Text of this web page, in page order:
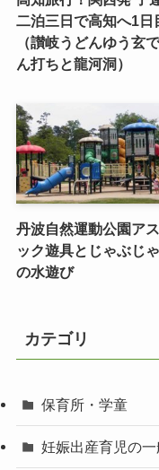
二泊三日で高知へ1日
（讃岐うどんゆう玄
ん打ちと龍河洞）
丹波自然運動公園ア
ック遊具とじゃぶじ
の水遊び
カテゴリ
保育所・学童
妊娠出産育児の